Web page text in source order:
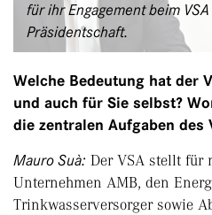
für ihr Engagement beim
Präsidentschaft.
Welche Bedeutung hat der
und auch für Sie selbst?
die zentralen Aufgaben des
Mauro Suà: Der VSA stellt für
Unternehmen AMB, den
Trinkwasserversorger sowie